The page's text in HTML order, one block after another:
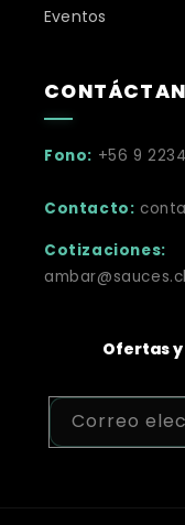
Eventos
Fono: +56 9
Contacto:
Cotizaciones:
ambar@sauces.cl
Ofertas
Correo